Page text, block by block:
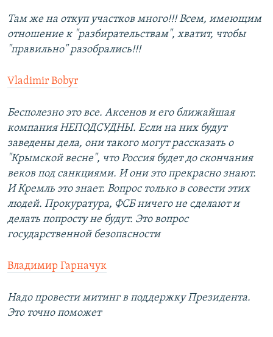
Там же на откуп участков много!!! Всем, имеющим
отношение к "разбирательствам", хватит, чтобы
"правильно" разобрались!!!
Vladimir Bobyr
Бесполезно это все. Аксенов и его ближайшая
компания НЕПОДСУДНЫ. Если на них будут
заведены дела, они такого могут рассказать о
"Крымской весне", что Россия будет до скончания
веков под санкциями. И они это прекрасно знают.
И Кремль это знает. Вопрос только в совести этих
людей. Прокуратура, ФСБ ничего не сделают и
делать попросту не будут. Это вопрос
государственной безопасности
Владимир Гарначук
Надо провести митинг в поддержку Президента.
Это точно поможет